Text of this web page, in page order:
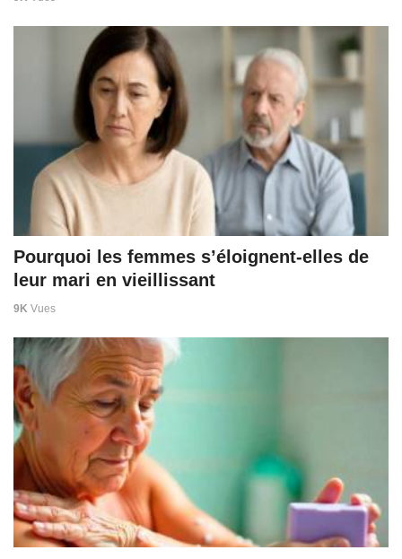
Pourquoi les femmes s’éloignent-elles de
leur mari en vieillissant
9K Vues